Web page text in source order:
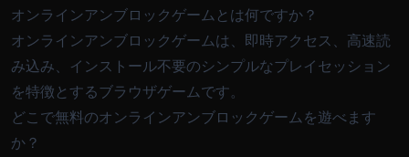
オンラインアンブロックゲームとは何ですか？
オンラインアンブロックゲームは、即時アクセス、高速読
み込み、インストール不要のシンプルなプレイセッション
を特徴とするブラウザゲームです。
どこで無料のオンラインアンブロックゲームを遊べます
か？